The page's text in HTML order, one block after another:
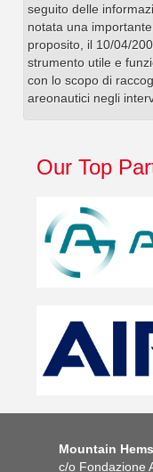
seguito delle
notata una
proposito, il 10/04/
strumento utile e
con lo scopo di
areonautici negli
Our Top
Mountain
c/o Fondazione